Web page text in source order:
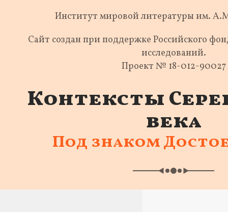
Институт мировой литературы им.
Сайт создан при поддержке Российского
исследований.
Проект № 18-012-90027
Контексты
века
Под знаком